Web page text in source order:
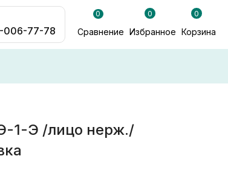
006-77-78
0
Сравнение
0
Избранное
0
Корзина
1-Э /лицо нерж./